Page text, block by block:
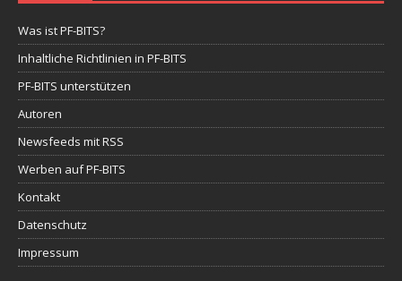
Was ist PF-BITS?
Inhaltliche Richtlinien in PF-BITS
PF-BITS unterstützen
Autoren
Newsfeeds mit RSS
Werben auf PF-BITS
Kontakt
Datenschutz
Impressum